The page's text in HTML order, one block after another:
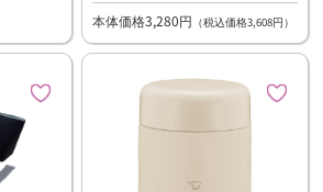
本体価格3,280円 （税込価格3,608円）